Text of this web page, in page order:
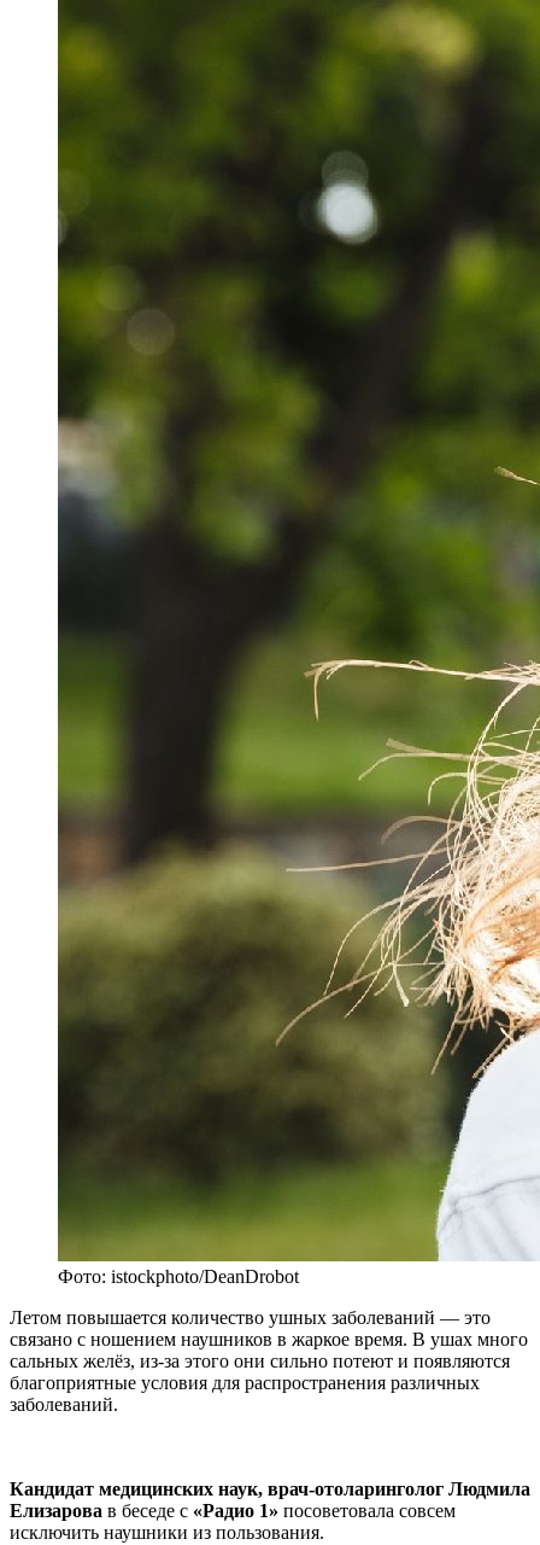
Фото: istockphoto/DeanDrobot
Летом повышается количество ушных заболеваний — это
связано с ношением наушников в жаркое время. В ушах много
сальных желёз, из-за этого они сильно потеют и появляются
благоприятные условия для распространения различных
заболеваний.
Кандидат медицинских наук, врач-отоларинголог Людмила
Елизарова в беседе с «Радио 1» посоветовала совсем
исключить наушники из пользования.